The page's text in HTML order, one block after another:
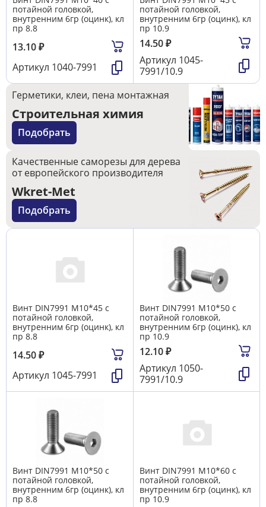
потайной головкой,
внутренним 6гр (оцинк), кл
пр 8.8
13.10₽
Артикул 1040-7991
потайной головкой,
внутренним 6гр (оцинк), кл
пр 10.9
14.50₽
Артикул 1045-
7991/10.9
Герметики, клеи, пена монтажная
Строительная химия
Подобрать
Качественные саморезы для дерева
от европейского производителя
Wkret-Met
Подобрать
Винт DIN7991 М10*45 с
потайной головкой,
внутренним 6гр (оцинк), кл
пр 8.8
14.50₽
Артикул 1045-7991
Винт DIN7991 М10*50 с
потайной головкой,
внутренним 6гр (оцинк), кл
пр 10.9
12.10₽
Артикул 1050-
7991/10.9
Винт DIN7991 М10*50 с
потайной головкой,
внутренним 6гр (оцинк), кл
пр 8.8
Винт DIN7991 М10*60 с
потайной головкой,
внутренним 6гр (оцинк), кл
пр 10.9